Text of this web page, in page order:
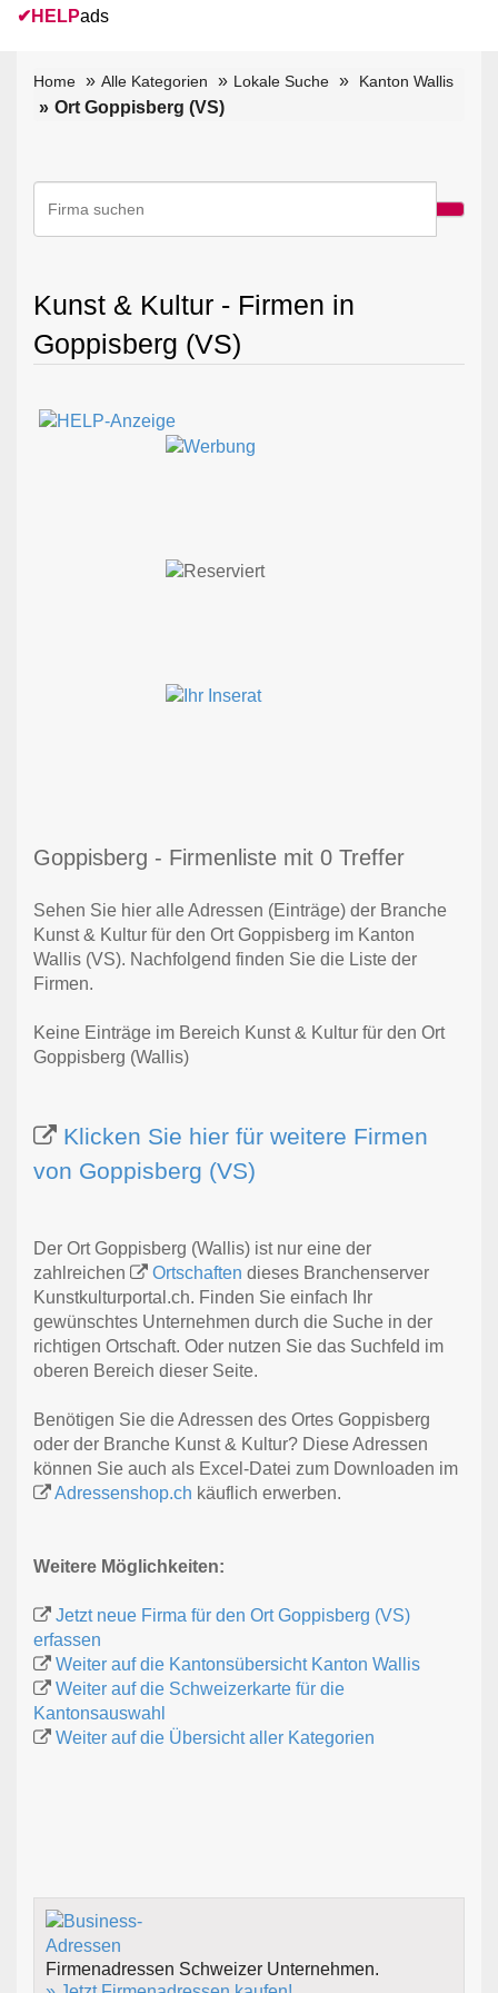
✔ HELPads
Home Alle Kategorien Lokale Suche Kanton Wallis
Ort Goppisberg (VS)
Kunst & Kultur - Firmen in
Goppisberg (VS)
Goppisberg - Firmenliste mit 0 Treffer
Sehen Sie hier alle Adressen (Einträge) der Branche
Kunst & Kultur für den Ort Goppisberg im Kanton
Wallis (VS). Nachfolgend finden Sie die Liste der
Firmen.
Keine Einträge im Bereich Kunst & Kultur für den Ort
Goppisberg (Wallis)
Klicken Sie hier für weitere Firmen
von Goppisberg (VS)
Der Ort Goppisberg (Wallis) ist nur eine der
zahlreichen
Ortschaften dieses Branchenserver
Kunstkulturportal.ch. Finden Sie einfach Ihr
gewünschtes Unternehmen durch die Suche in der
richtigen Ortschaft. Oder nutzen Sie das Suchfeld im
oberen Bereich dieser Seite.
Benötigen Sie die Adressen des Ortes Goppisberg
oder der Branche Kunst & Kultur? Diese Adressen
können Sie auch als Excel-Datei zum Downloaden im
Adressenshop.ch käuflich erwerben.
Weitere Möglichkeiten:
Jetzt neue Firma für den Ort Goppisberg (VS)
erfassen
Weiter auf die Kantonsübersicht Kanton Wallis
Weiter auf die Schweizerkarte für die
Kantonsauswahl
Weiter auf die Übersicht aller Kategorien
Firmenadressen Schweizer Unternehmen.